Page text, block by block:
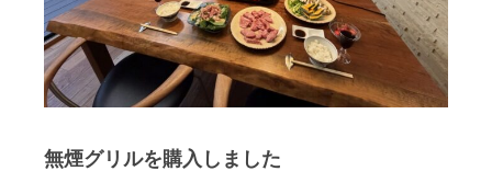
無煙グリルを購入しました